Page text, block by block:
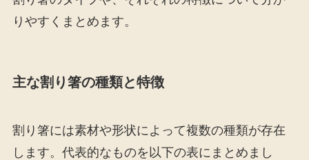
りやすくまとめます。
主な割り箸の種類と特徴
割り箸には素材や形状によって複数の種類が存在
します。代表的なものを以下の表にまとめまし